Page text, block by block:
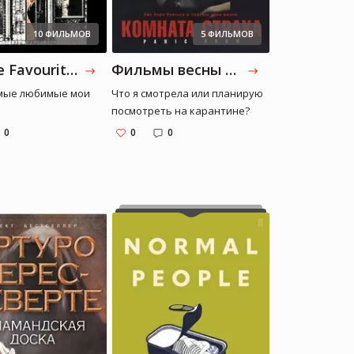
10 ФИЛЬМОВ
All Time Favourites
любимые мои
0
5 ФИЛЬМОВ
Фильмы весны 2020
Что я смотрела или планирую
посмотреть на карантине?
0 0
Ульяна Улилай
блогер блогер